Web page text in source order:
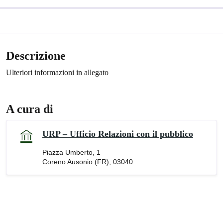
Descrizione
Ulteriori informazioni in allegato
A cura di
URP – Ufficio Relazioni con il pubblico
Piazza Umberto, 1
Coreno Ausonio (FR), 03040